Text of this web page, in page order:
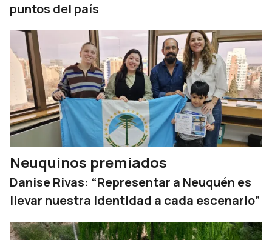
puntos del país
Neuquinos premiados
Danise Rivas: “Representar a Neuquén es
llevar nuestra identidad a cada escenario”